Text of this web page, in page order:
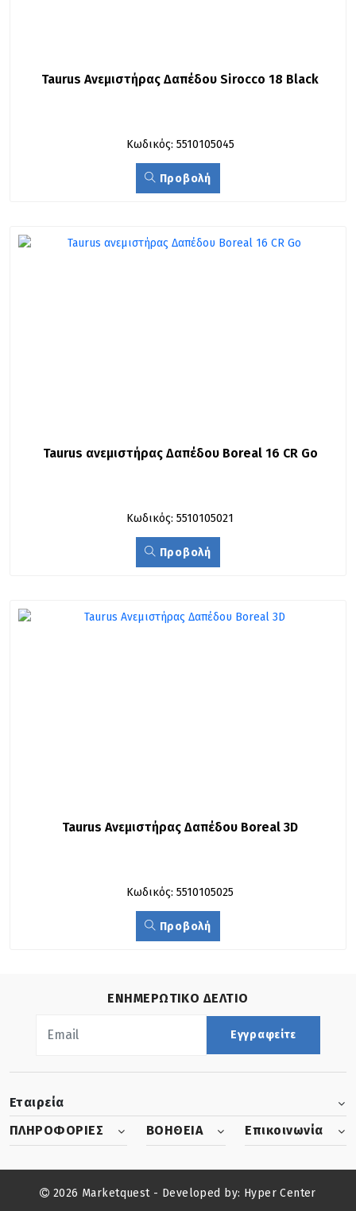
Taurus Ανεμιστήρας Δαπέδου Sirocco 18 Black
Κωδικός: 5510105045
Προβολή
Taurus ανεμιστήρας Δαπέδου Boreal 16 CR Go
Κωδικός: 5510105021
Προβολή
Taurus Ανεμιστήρας Δαπέδου Boreal 3D
Κωδικός: 5510105025
Προβολή
ΕΝΗΜΕΡΩΤΙΚΟ ΔΕΛΤΙΟ
Εγγραφείτε
Εταιρεία
ΠΛΗΡΟΦΟΡΙΕΣ
ΒΟΗΘΕΙΑ Επικοινωνία
2026 Marketquest - Developed by: Hyper Center